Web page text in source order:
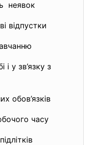
неявок
відпустки
у зв’язку з
обов’язків
часу